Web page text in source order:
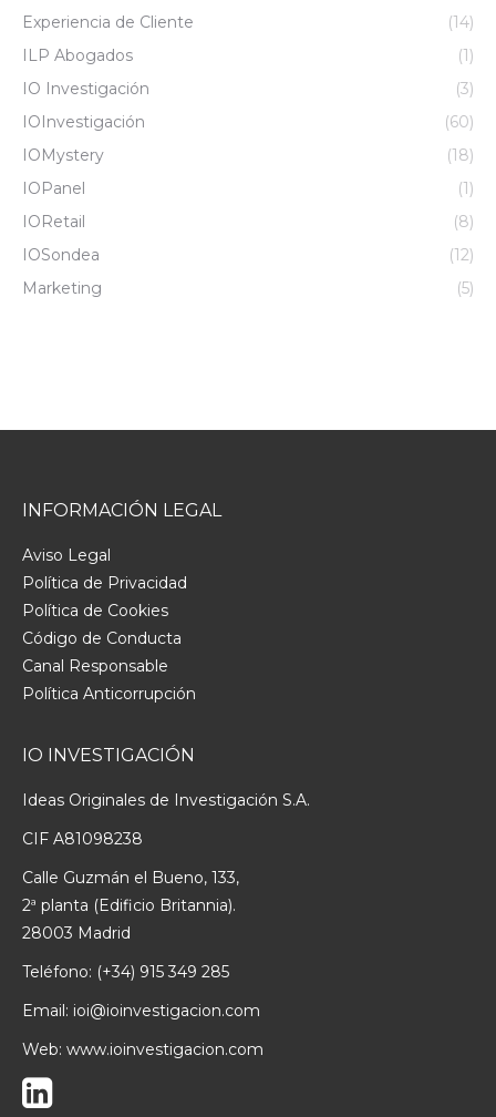
Experiencia de Cliente
(14)
ILP Abogados
(1)
IO Investigación
(3)
IOInvestigación
(60)
IOMystery
(18)
IOPanel
(1)
IORetail
(8)
IOSondea
(12)
Marketing
(5)
INFORMACIÓN LEGAL
Aviso Legal
Política de Privacidad
Política de Cookies
Código de Conducta
Canal Responsable
Política Anticorrupción
IO INVESTIGACIÓN
Ideas Originales de Investigación S.A.
CIF A81098238
Calle Guzmán el Bueno, 133,
2ª planta (Edificio Britannia).
28003 Madrid
Teléfono: (+34) 915 349 285
Email: ioi@ioinvestigacion.com
Web: www.ioinvestigacion.com